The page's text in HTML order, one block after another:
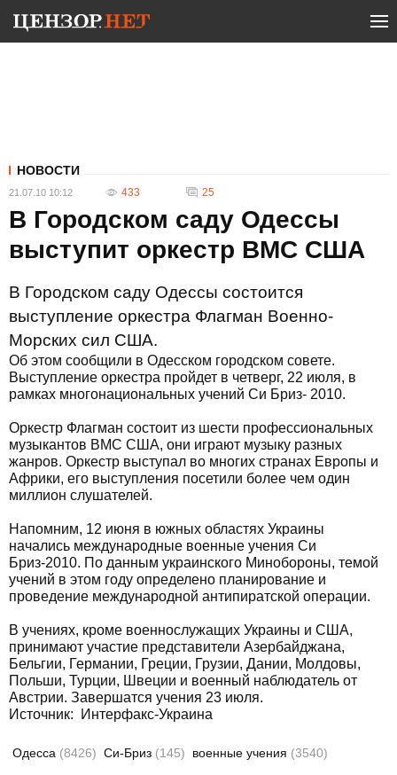
НОВОСТИ
21.07.10 10:12 433 25
В Городском саду Одессы
выступит оркестр ВМС США
В Городском саду Одессы состоится
выступление оркестра Флагман Военно-
Морских сил США.
Об этом сообщили в Одесском городском совете.
Выступление оркестра пройдет в четверг, 22 июля, в
рамках многонациональных учений Си Бриз- 2010.
Оркестр Флагман состоит из шести профессиональных
музыкантов ВМС США, они играют музыку разных
жанров. Оркестр выступал во многих странах Европы и
Африки, его выступления посетили более чем один
миллион слушателей.
Напомним, 12 июня в южных областях Украины
начались международные военные учения Си
Бриз-2010. По данным украинского Минобороны, темой
учений в этом году определено планирование и
проведение международной антипиратской операции.
В учениях, кроме военнослужащих Украины и США,
принимают участие представители Азербайджана,
Бельгии, Германии, Греции, Грузии, Дании, Молдовы,
Польши, Турции, Швеции и военный наблюдатель от
Австрии. Завершатся учения 23 июля.
Источник: Интерфакс-Украина
Одесса (8426) Си-Бриз (145) военные учения (3540)